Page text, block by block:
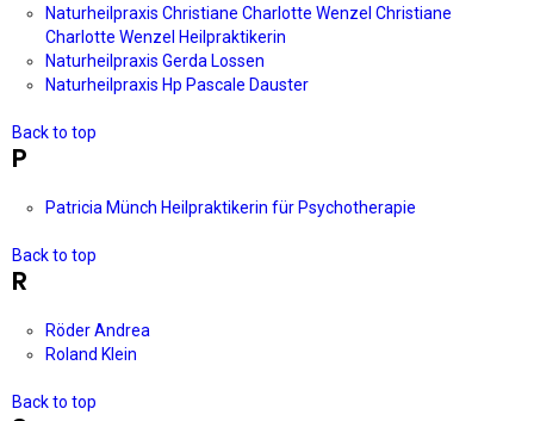
Naturheilpraxis Christiane Charlotte Wenzel Christiane
Charlotte Wenzel Heilpraktikerin
Naturheilpraxis Gerda Lossen
Naturheilpraxis Hp Pascale Dauster
Back to top
P
Patricia Münch Heilpraktikerin für Psychotherapie
Back to top
R
Röder Andrea
Roland Klein
Back to top